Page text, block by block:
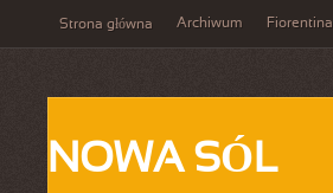
Strona główna Archiwum Fiorentina
NOWA SÓL